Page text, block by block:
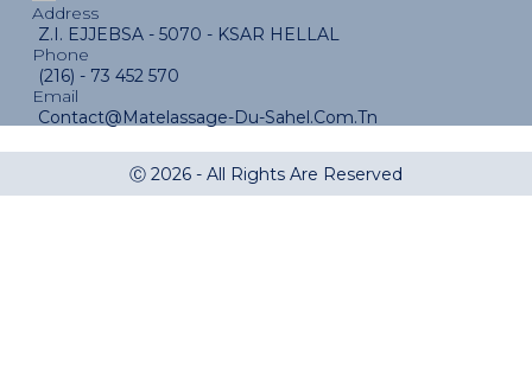
Address
Z.I. EJJEBSA - 5070 - KSAR HELLAL
Phone
(216) - 73 452 570
Email
Contact@Matelassage-Du-Sahel.Com.Tn
Ⓒ 2026 - All Rights Are Reserved